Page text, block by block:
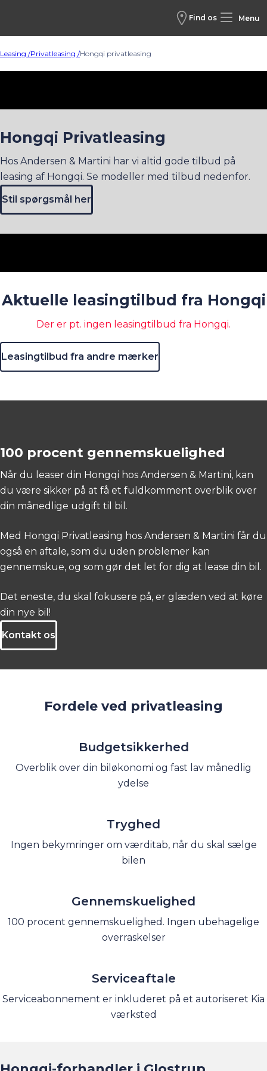
Find os Menu
Leasing /Privatleasing /Hongqi privatleasing
Hongqi Privatleasing
Hos Andersen & Martini har vi altid gode tilbud på
leasing af Hongqi. Se modeller med tilbud nedenfor.
Stil spørgsmål her
Aktuelle leasingtilbud fra Hongqi
Der er pt. ingen leasingtilbud fra Hongqi.
Leasingtilbud fra andre mærker
100 procent gennemskuelighed
Når du leaser din Hongqi hos Andersen & Martini, kan
du være sikker på at få et fuldkomment overblik over
din månedlige udgift til bil.
Med Hongqi Privatleasing hos Andersen & Martini får du
også en aftale, som du uden problemer kan
gennemskue, og som gør det let for dig at lease din bil.
Det eneste, du skal fokusere på, er glæden ved at køre
din nye bil!
Kontakt os
Fordele ved privatleasing
Budgetsikkerhed
Overblik over din biløkonomi og fast lav månedlig
ydelse
Tryghed
Ingen bekymringer om værditab, når du skal sælge
bilen
Gennemskuelighed
100 procent gennemskuelighed. Ingen ubehagelige
overraskelser
Serviceaftale
Serviceabonnement er inkluderet på et autoriseret Kia
værksted